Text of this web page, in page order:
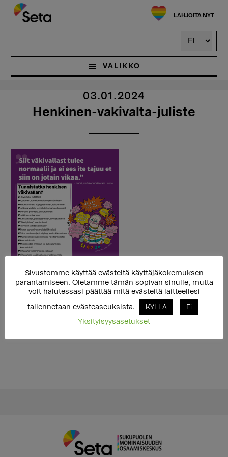
Hyppää
pääsisältöön
LAHJOITA NYT
VALIKKO
03.01.2024
Henkinen-vakivalta-juliste
Sivustomme käyttää evästeitä käyttäjäkokemuksen
parantamiseen. Oletamme tämän sopivan sinulle, mutta
voit halutessasi päättää mitä evästeitä laitteellesi
tallennetaan evästeaseuksista.
KYLLÄ Ei
Yksityisyysasetukset